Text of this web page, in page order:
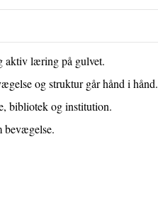
aktiv læring på gulvet.
og struktur går hånd i hånd.
bibliotek og institution.
bevægelse.